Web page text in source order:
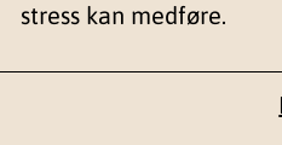
stress kan medføre.